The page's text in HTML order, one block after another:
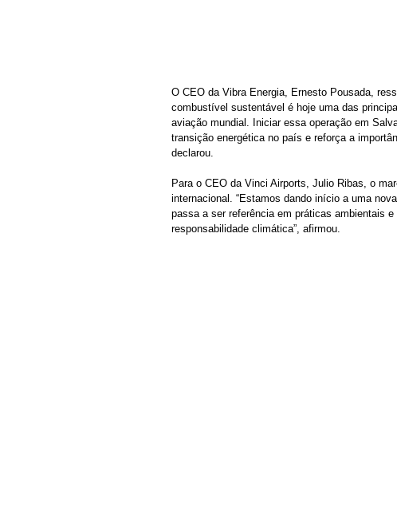
O CEO da Vibra Energia, Ernesto Pousada,
combustível sustentável é hoje uma das
aviação mundial. Iniciar essa operação em
transição energética no país e reforça a
declarou.
Para o CEO da Vinci Airports, Julio Ribas, o
internacional. “Estamos dando início a uma
passa a ser referência em práticas ambientais
responsabilidade climática”, afirmou.